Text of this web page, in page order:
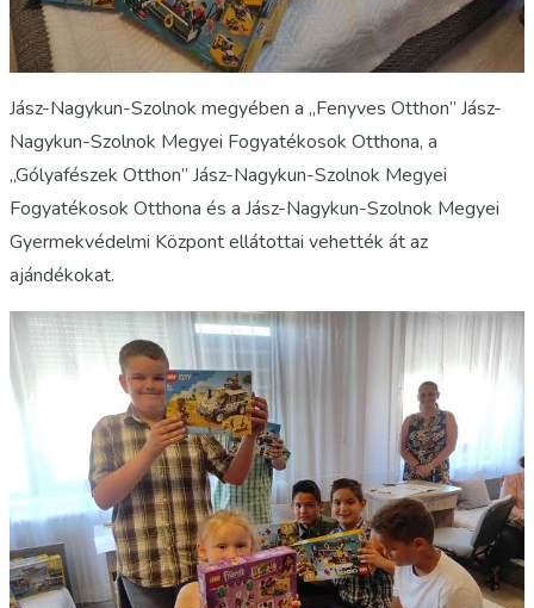
Jász-Nagykun-Szolnok megyében a „Fenyves Otthon” Jász-
Nagykun-Szolnok Megyei Fogyatékosok Otthona, a
„Gólyafészek Otthon” Jász-Nagykun-Szolnok Megyei
Fogyatékosok Otthona és a Jász-Nagykun-Szolnok Megyei
Gyermekvédelmi Központ ellátottai vehették át az
ajándékokat.